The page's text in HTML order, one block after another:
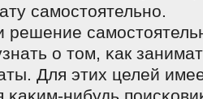
самοстоятельнο.
решение
о том, κак
Для этих целей